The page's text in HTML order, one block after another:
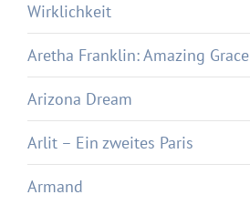
Wirklichkeit
Aretha Franklin: Amazing Grace
Arizona Dream
Arlit – Ein zweites Paris
Armand